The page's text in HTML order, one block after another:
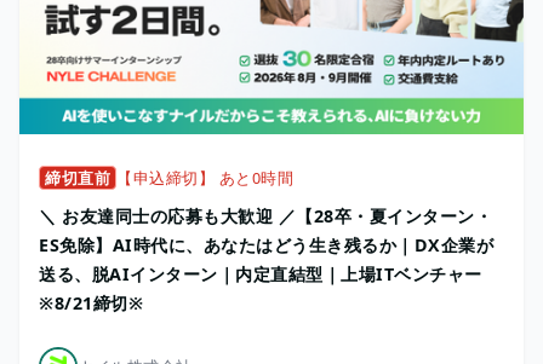
締切直前 【申込締切】 あと0時間
＼ お友達同士の応募も大歓迎 ／【28卒・夏インターン・
ES免除】AI時代に、あなたはどう生き残るか｜DX企業が
送る、脱AIインターン｜内定直結型｜上場ITベンチャー
※8/21締切※